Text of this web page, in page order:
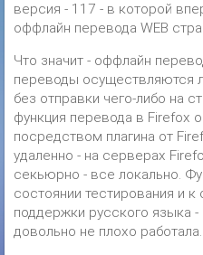
версия - 117 - в которой
оффлайн перевода WEB
Что значит - оффлайн
переводы осуществляются
без отправки чего-либо на
функция перевода в Firefox
посредством плагина от
удаленно - на серверах
секьюрно - все локально.
состоянии тестирования и
поддержки русского языка
довольно не плохо работала.